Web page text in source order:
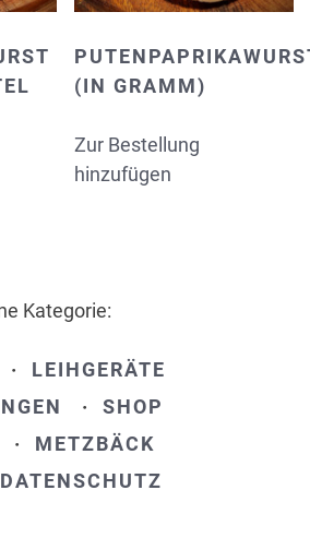
(IN GRAMM)
Zur Bestellung
hinzufügen
Kategorie:
·
LEIHGERÄTE
·
SHOP
·
METZBÄCK
DATENSCHUTZ